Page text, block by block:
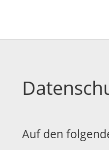
Auf den